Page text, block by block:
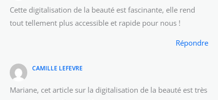
Cette digitalisation de la beauté est fascinante, elle rend
tout tellement plus accessible et rapide pour nous !
Répondre
CAMILLE LEFEVRE
Mariane, cet article sur la digitalisation de la beauté est très